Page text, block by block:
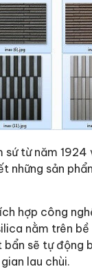
từ năm 1924
những sản
hợp công
nằm trên
sẽ tự động
lau chùi.